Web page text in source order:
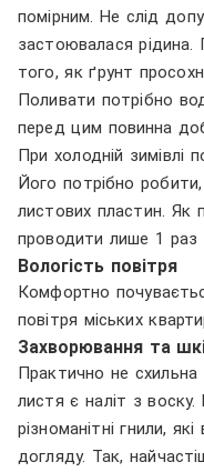
помірним. Не слід
застоювалася рідина.
того, як ґрунт
Поливати потрібно
перед цим повинна
При холодній зимівлі
Його потрібно
листових пластин. Як
проводити лише 1 раз
Вологість повітря
Комфортно
повітря міських
Захворювання та
Практично не схильна
листя є наліт з воску.
різноманітні гнили,
догляду. Так,